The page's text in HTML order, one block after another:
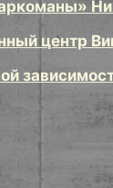
центр